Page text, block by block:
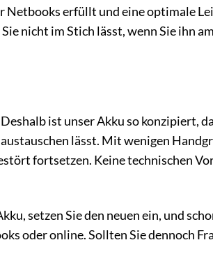
Netbooks erfüllt und eine optimale
nicht im Stich lässt, wenn Sie ihn
ist unser Akku so konzipiert,
lässt. Mit wenigen
fortsetzen. Keine technischen
setzen Sie den neuen ein, und
oder online. Sollten Sie dennoch